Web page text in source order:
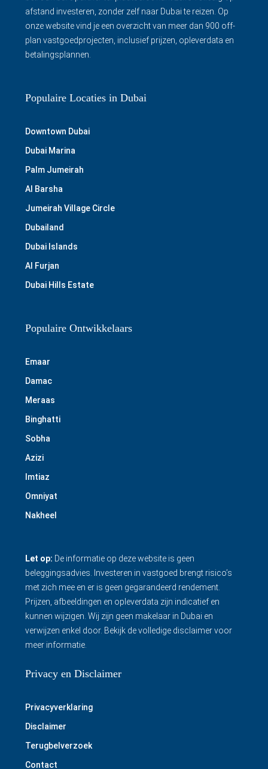
afstand investeren, zonder zelf naar Dubai te reizen. Op
onze website vind je een overzicht van meer dan 900 off-
plan vastgoedprojecten, inclusief prijzen, opleverdata en
betalingsplannen.
Populaire Locaties in Dubai
Downtown Dubai
Dubai Marina
Palm Jumeirah
Al Barsha
Jumeirah Village Circle
Dubailand
Dubai Islands
Al Furjan
Dubai Hills Estate
Populaire Ontwikkelaars
Emaar
Damac
Meraas
Binghatti
Sobha
Azizi
Imtiaz
Omniyat
Nakheel
Let op: De informatie op deze website is geen
beleggingsadvies. Investeren in vastgoed brengt risico’s
met zich mee en er is geen gegarandeerd rendement.
Prijzen, afbeeldingen en opleverdata zijn indicatief en
kunnen wijzigen. Wij zijn geen makelaar in Dubai en
verwijzen enkel door. Bekijk de volledige disclaimervoor
meer informatie.
Privacy en Disclaimer
Privacyverklaring
Disclaimer
Terugbelverzoek
Contact